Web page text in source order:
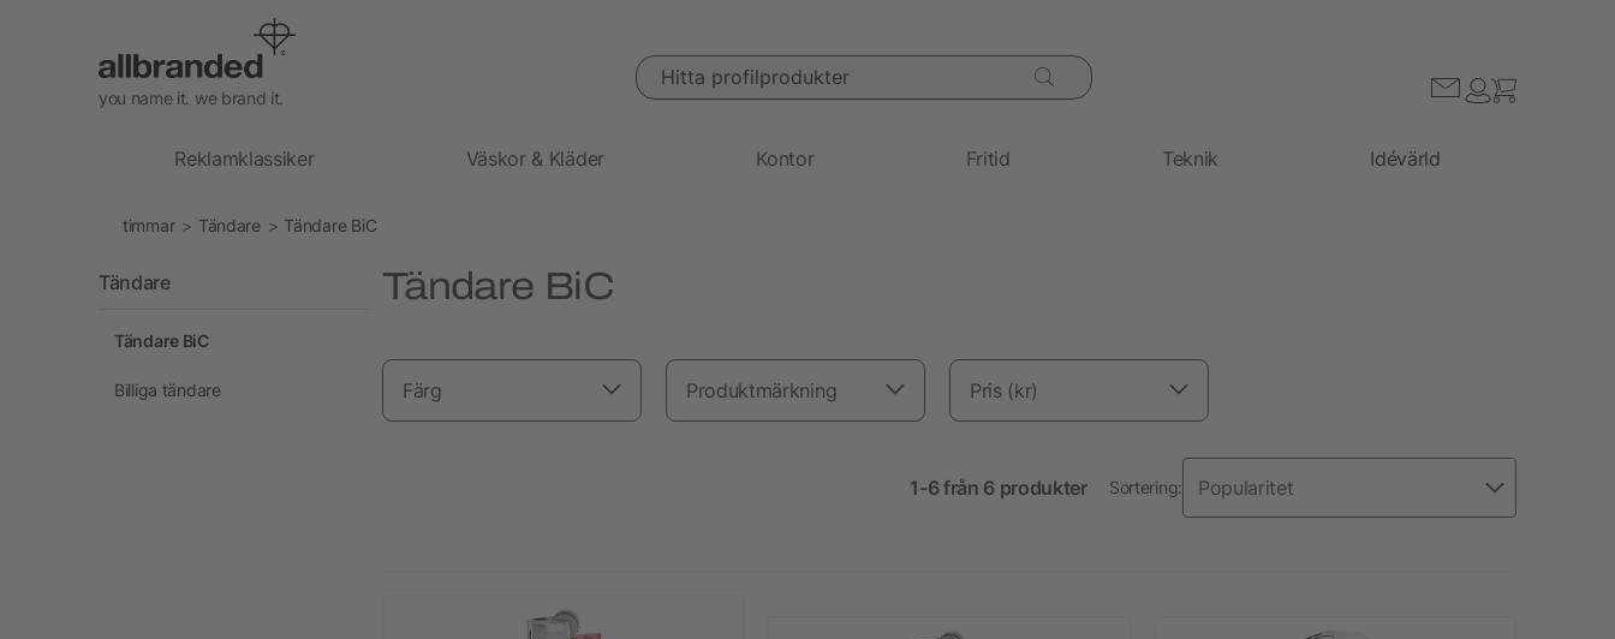
you name it. we brand it.
Hitta profilprodukter
Reklamklassiker Väskor & Kläder Kontor Fritid Teknik Idévärld
timmar Tändare Tändare BiC
Tändare BiC
Färg Produktmärkning Pris (kr)
1-6 från 6 produkter Sortering:
Tändare
Tändare BiC
Billiga tändare